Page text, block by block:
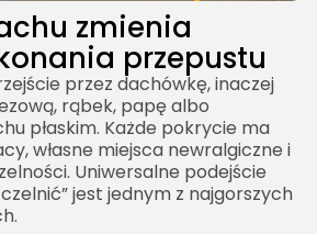
zmienia
przepustu
przez dachówkę, inaczej
rąbek, papę albo
płaskim. Każde pokrycie ma
własne miejsca newralgiczne i
Uniwersalne podejście
jest jednym z najgorszych